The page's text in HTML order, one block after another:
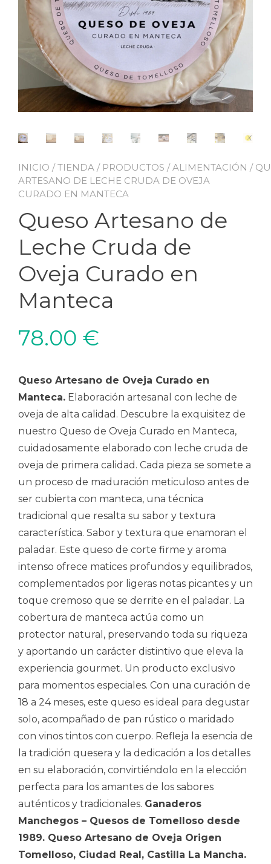
INICIO /TIENDA / PRODUCTOS /ALIMENTACIÓN /
ARTESANO DE LECHE CRUDA DE OVEJA
CURADO EN MANTECA
Queso Artesano de
Leche Cruda de
Oveja Curado en
Manteca
78.00 €
Queso Artesano de Oveja Curado en
Manteca. Elaboración artesanal con leche de
oveja de alta calidad. Descubre la exquisitez de
nuestro Queso de Oveja Curado en Manteca,
cuidadosamente elaborado con leche cruda de
oveja de primera calidad. Cada pieza se somete a
un proceso de maduración meticuloso antes de
ser cubierta con manteca, una técnica
tradicional que resalta su sabor y textura
característica. Sabor y textura que enamoran el
paladar. Este queso de corte firme y aroma
intenso ofrece matices profundos y equilibrados,
complementados por ligeras notas picantes y un
toque cremoso que se derrite en el paladar. La
cobertura de manteca actúa como un
protector natural, preservando toda su riqueza
y aportando un carácter distintivo que eleva la
experiencia gourmet. Un producto exclusivo
para momentos especiales. Con una curación de
18 a 24 meses, este queso es ideal para degustar
solo, acompañado de pan rústico o maridado
con vinos tintos con cuerpo. Refleja la esencia de
la tradición quesera y la dedicación a los detalles
en su elaboración, convirtiéndolo en la elección
perfecta para los amantes de los sabores
auténticos y tradicionales. Ganaderos
Manchegos – Quesos de Tomelloso desde
1989. Queso Artesano de Oveja Origen
Tomelloso, Ciudad Real, Castilla La Mancha.